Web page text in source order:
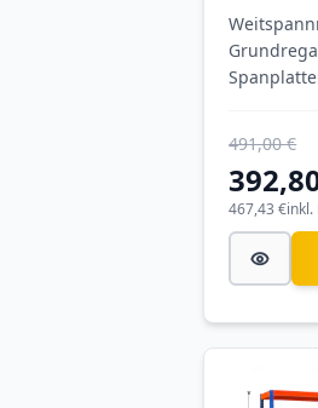
blau/
Ebenen,
Feldast
491,00 €
inkl.
467,43 €